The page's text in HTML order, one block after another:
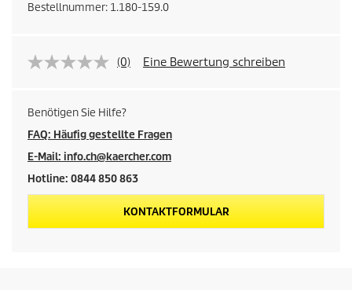
Bestellnummer: 1.180-159.0
(0) Eine Bewertung schreiben
Benötigen Sie Hilfe?
FAQ: Häufig gestellte Fragen
E-Mail: info.ch@kaercher.com
Hotline: 0844 850 863
KONTAKTFORMULAR